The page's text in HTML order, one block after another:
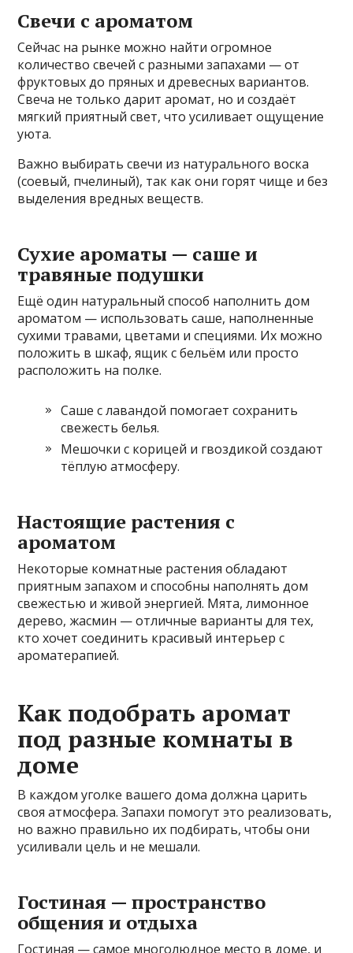
Свечи с ароматом
Сейчас на рынке можно найти огромное
количество свечей с разными запахами — от
фруктовых до пряных и древесных вариантов.
Свеча не только дарит аромат, но и создаёт
мягкий приятный свет, что усиливает ощущение
уюта.
Важно выбирать свечи из натурального воска
(соевый, пчелиный), так как они горят чище и без
выделения вредных веществ.
Сухие ароматы — саше и
травяные подушки
Ещё один натуральный способ наполнить дом
ароматом — использовать саше, наполненные
сухими травами, цветами и специями. Их можно
положить в шкаф, ящик с бельём или просто
расположить на полке.
Саше с лавандой помогает сохранить
свежесть белья.
Мешочки с корицей и гвоздикой создают
тёплую атмосферу.
Настоящие растения с
ароматом
Некоторые комнатные растения обладают
приятным запахом и способны наполнять дом
свежестью и живой энергией. Мята, лимонное
дерево, жасмин — отличные варианты для тех,
кто хочет соединить красивый интерьер с
ароматерапией.
Как подобрать аромат
под разные комнаты в
доме
В каждом уголке вашего дома должна царить
своя атмосфера. Запахи помогут это реализовать,
но важно правильно их подбирать, чтобы они
усиливали цель и не мешали.
Гостиная — пространство
общения и отдыха
Гостиная — самое многолюдное место в доме, и